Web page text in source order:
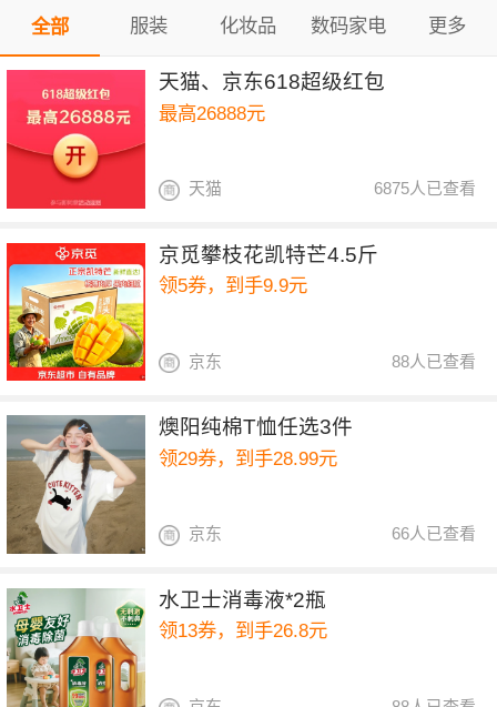
全部 服装 化妆品 数码家电 更多
天猫、京东618超级红包
最高26888元
6875人已查看
天猫
京觅攀枝花凯特芒4.5斤
领5券，到手9.9元
88人已查看
京东
燠阳纯棉T恤任选3件
领29券，到手28.99元
66人已查看
京东
水卫士消毒液*2瓶
领13券，到手26.8元